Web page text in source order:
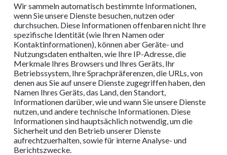
Wir sammeln automatisch bestimmte Informationen,
wenn Sie unsere Dienste besuchen, nutzen oder
durchsuchen. Diese Informationen offenbaren nicht Ihre
spezifische Identität (wie Ihren Namen oder
Kontaktinformationen), können aber Geräte- und
Nutzungsdaten enthalten, wie Ihre IP-Adresse, die
Merkmale Ihres Browsers und Ihres Geräts, Ihr
Betriebssystem, Ihre Sprachpräferenzen, die URLs, von
denen aus Sie auf unsere Dienste zugegriffen haben, den
Namen Ihres Geräts, das Land, den Standort,
Informationen darüber, wie und wann Sie unsere Dienste
nutzen, und andere technische Informationen. Diese
Informationen sind hauptsächlich notwendig, um die
Sicherheit und den Betrieb unserer Dienste
aufrechtzuerhalten, sowie für interne Analyse- und
Berichtszwecke.